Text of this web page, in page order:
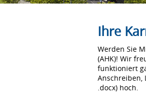
Ihre
Werden Sie
(AHK)! Wir
funktioniert
Anschreiben,
.docx) hoch.